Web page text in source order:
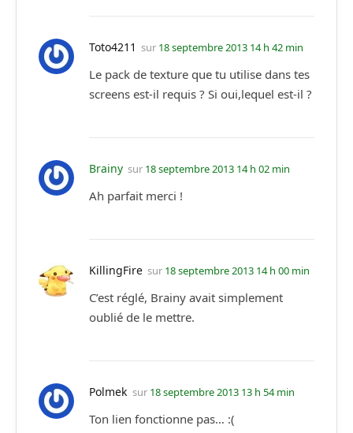
Toto4211 sur 18 septembre 2013 14 h 42 min
Le pack de texture que tu utilise dans tes
screens est-il requis ? Si oui,lequel est-il ?
Brainy sur 18 septembre 2013 14 h 02 min
Ah parfait merci !
KillingFire sur 18 septembre 2013 14 h 00 min
C’est réglé, Brainy avait simplement
oublié de le mettre.
Polmek sur 18 septembre 2013 13 h 54 min
Ton lien fonctionne pas… :(